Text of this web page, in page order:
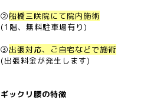
②船橋三咲院にて院内施術
(1階、無料駐車場有り)
③出張対応、ご自宅などで施術
(出張料金が発生します)
ギックリ腰の特徴